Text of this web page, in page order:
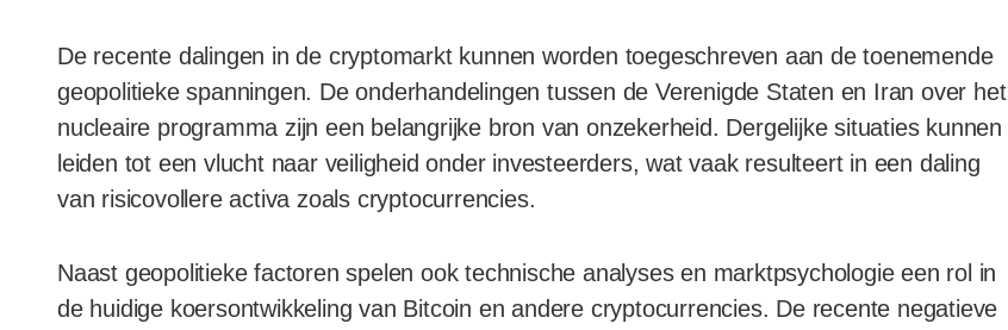
De recente dalingen in de cryptomarkt kunnen worden toegeschreven aan de toenemende
geopolitieke spanningen. De onderhandelingen tussen de Verenigde Staten en Iran over het
nucleaire programma zijn een belangrijke bron van onzekerheid. Dergelijke situaties kunnen
leiden tot een vlucht naar veiligheid onder investeerders, wat vaak resulteert in een daling
van risicovollere activa zoals cryptocurrencies.
Naast geopolitieke factoren spelen ook technische analyses en marktpsychologie een rol in
de huidige koersontwikkeling van Bitcoin en andere cryptocurrencies. De recente negatieve